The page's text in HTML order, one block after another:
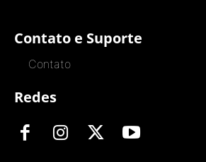
Contato e Suporte
Contato
Redes